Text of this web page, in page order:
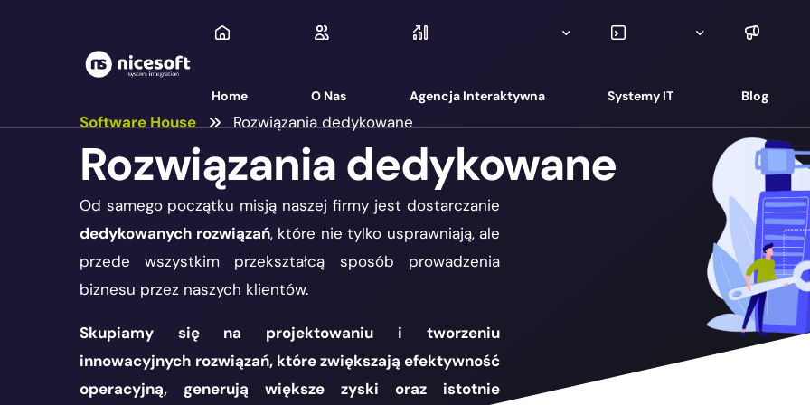
Home O Nas Agencja Interaktywna
Strony Internetowe
Pozycjonowanie SEO
Kampanie Google ADS
Copywriting (Pisanie treści)
Marketing Szeptany
Systemy IT
Archiwum Elektroniczne
Kontrola Dostępu
Monitoring czasu pracy
Kontrola ruchu
Monitoring energii
Blog
Software House Rozwiązania dedykowane
Rozwiązania dedykowane
Od samego początku misją naszej firmy jest dostarczanie
dedykowanych rozwiązań, które nie tylko usprawniają, ale
przede wszystkim przekształcą sposób prowadzenia
biznesu przez naszych klientów.
Skupiamy się na projektowaniu i tworzeniu
innowacyjnych rozwiązań, które zwiększają efektywność
operacyjną, generują większe zyski oraz istotnie